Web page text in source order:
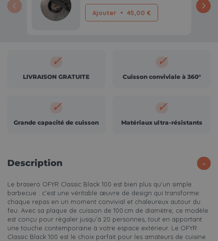
Ajouter • 45,00 €
✓
LIVRAISON GRATUITE
✓
Cuisson conviviale à 360°
✓
Grande capacité de cuisson
✓
Matériaux ultra-résistants
Description
Le brasero OFYR Classic Black 100 est bien plus qu’un simple
barbecue : c’est une véritable œuvre de design qui transforme
chaque repas en un moment convivial et chaleureux autour du
feu. Avec sa plaque de cuisson de 100 cm de diamètre, ce modèle
est conçu pour régaler jusqu’à 20 personnes, tout en apportant
une touche contemporaine à votre espace extérieur. Le OFYR
Classic Black 100 est le choix parfait pour les amateurs de cuisine